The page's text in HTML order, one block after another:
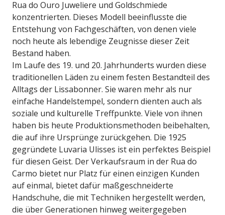
Rua do Ouro Juweliere und Goldschmiede
konzentrierten. Dieses Modell beeinflusste die
Entstehung von Fachgeschäften, von denen viele
noch heute als lebendige Zeugnisse dieser Zeit
Bestand haben.
Im Laufe des 19. und 20. Jahrhunderts wurden diese
traditionellen Läden zu einem festen Bestandteil des
Alltags der Lissabonner. Sie waren mehr als nur
einfache Handelstempel, sondern dienten auch als
soziale und kulturelle Treffpunkte. Viele von ihnen
haben bis heute Produktionsmethoden beibehalten,
die auf ihre Ursprünge zurückgehen. Die 1925
gegründete Luvaria Ulisses ist ein perfektes Beispiel
für diesen Geist. Der Verkaufsraum in der Rua do
Carmo bietet nur Platz für einen einzigen Kunden
auf einmal, bietet dafür maßgeschneiderte
Handschuhe, die mit Techniken hergestellt werden,
die über Generationen hinweg weitergegeben